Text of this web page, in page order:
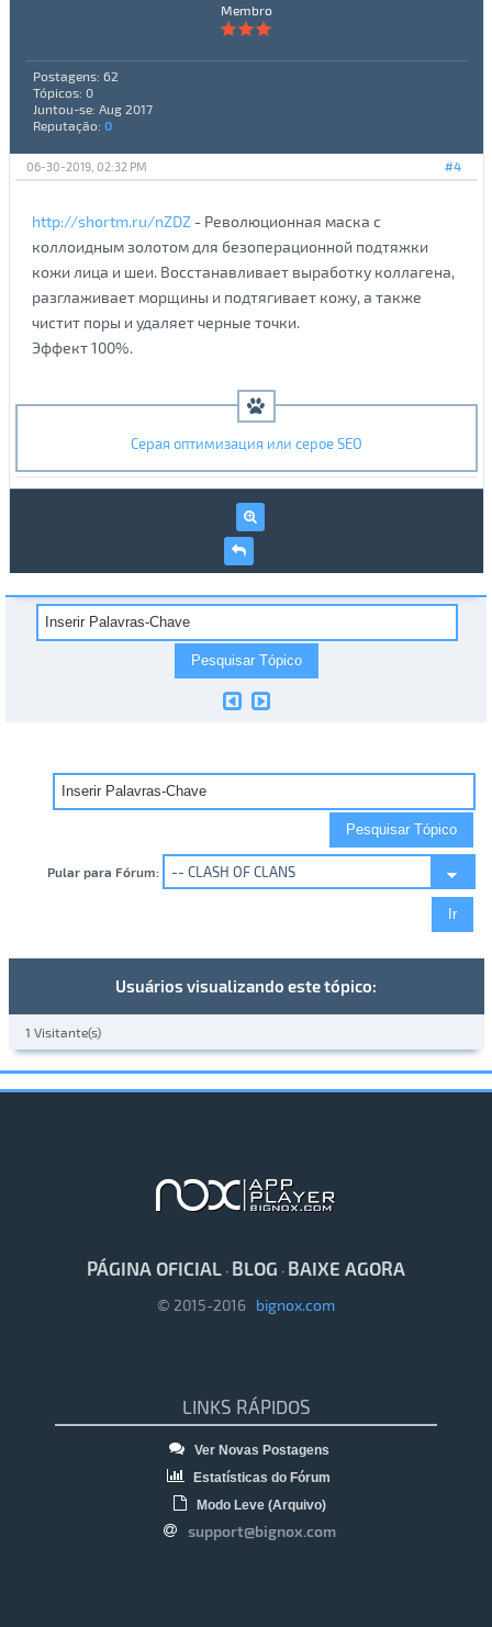
Membro
Postagens: 62
Tópicos: 0
Juntou-se: Aug 2017
Reputação: 0
#4
06-30-2019, 02:32 PM
http://shortm.ru/nZDZ- Революционная маска с
коллоидным золотом для безоперационной подтяжки
кожи лица и шеи. Восстанавливает выработку коллагена,
разглаживает морщины и подтягивает кожу, а также
чистит поры и удаляет черные точки.
Эффект 100%.
Серая оптимизация или серое SEO
Pular para Fórum:
Usuários visualizando este tópico:
1 Visitante(s)
PÁGINA OFICIAL · BLOG · BAIXE AGORA
© 2015-2016 bignox.com
LINKS RÁPIDOS
Ver Novas Postagens
Estatísticas do Fórum
Modo Leve (Arquivo)
support@bignox.com